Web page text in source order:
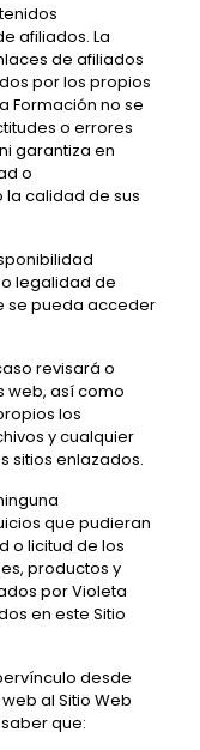
afiliados. La
de afiliados
por los propios
Formación no se
o errores
garantiza en
o
calidad de sus
legalidad de
se pueda acceder
revisará o
web, así como
los
y cualquier
sitios enlazados.
que pudieran
o licitud de los
productos y
porVioleta
en este Sitio
desde
al Sitio Web
que: